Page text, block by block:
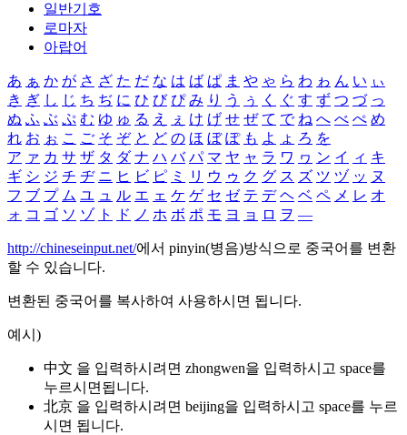
일반기호
로마자
아랍어
あ ぁ か が さ ざ た だ な は ば ぱ ま や ゃ ら わ ゎ ん い ぃ
き ぎ し じ ち ぢ に ひ び ぴ み り う ぅ く ぐ す ず つ づ っ
ぬ ふ ぶ ぷ む ゆ ゅ る え ぇ け げ せ ぜ て で ね へ べ ぺ め
れ お ぉ こ ご そ ぞ と ど の ほ ぼ ぽ も よ ょ ろ を
ア ァ カ サ ザ タ ダ ナ ハ バ パ マ ヤ ャ ラ ワ ヮ ン イ ィ キ
ギ シ ジ チ ヂ ニ ヒ ビ ピ ミ リ ウ ゥ ク グ ス ズ ツ ヅ ッ ヌ
フ ブ プ ム ユ ュ ル エ ェ ケ ゲ セ ゼ テ デ ヘ ベ ペ メ レ オ
ォ コ ゴ ソ ゾ ト ド ノ ホ ボ ポ モ ヨ ョ ロ ヲ ―
http://chineseinput.net/에서 pinyin(병음)방식으로 중국어를 변환
할 수 있습니다.
변환된 중국어를 복사하여 사용하시면 됩니다.
예시)
中文 을 입력하시려면 zhongwen을 입력하시고 space를
누르시면됩니다.
北京 을 입력하시려면 beijing을 입력하시고 space를 누르
시면 됩니다.